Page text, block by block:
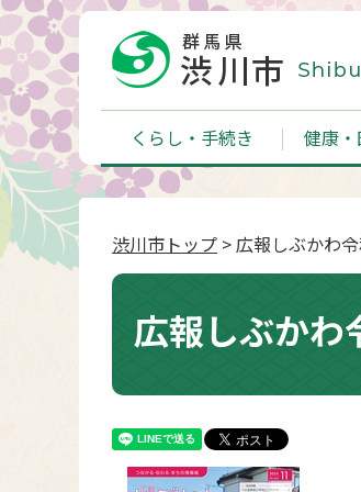
くらし・手続き 健康
渋川市トップ > 広報しぶかわ
広報しぶかわ